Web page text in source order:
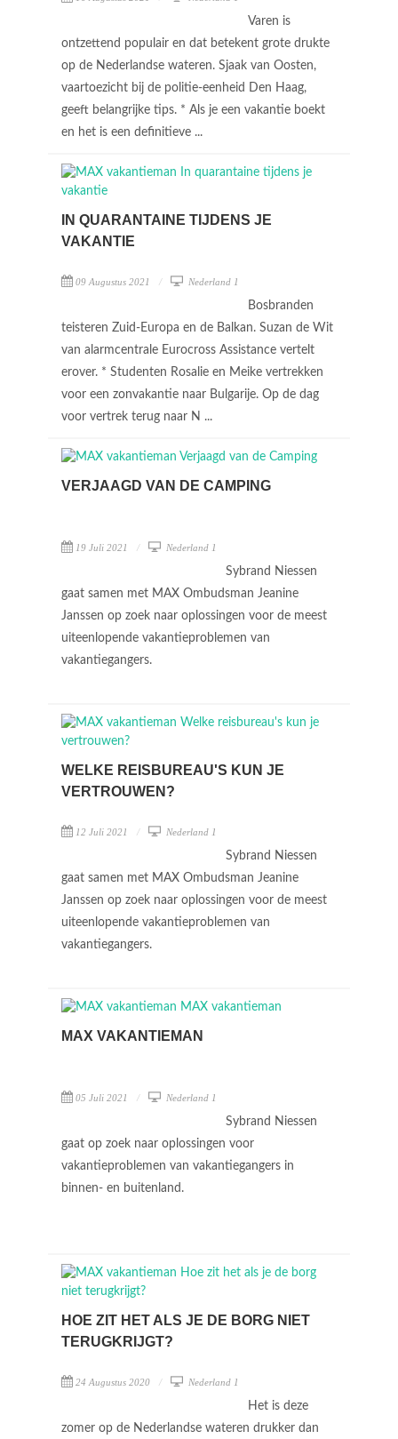
Varen is
ontzettend populair en dat betekent grote drukte
op de Nederlandse wateren. Sjaak van Oosten,
vaartoezicht bij de politie-eenheid Den Haag,
geeft belangrijke tips. * Als je een vakantie boekt
en het is een definitieve ...
IN QUARANTAINE TIJDENS JE
VAKANTIE
09 Augustus 2021 Nederland 1
Bosbranden
teisteren Zuid-Europa en de Balkan. Suzan de Wit
van alarmcentrale Eurocross Assistance vertelt
erover. * Studenten Rosalie en Meike vertrekken
voor een zonvakantie naar Bulgarije. Op de dag
voor vertrek terug naar N ...
VERJAAGD VAN DE CAMPING
19 Juli 2021 Nederland 1
Sybrand Niessen
gaat samen met MAX Ombudsman Jeanine
Janssen op zoek naar oplossingen voor de meest
uiteenlopende vakantieproblemen van
vakantiegangers.
WELKE REISBUREAU'S KUN JE
VERTROUWEN?
12 Juli 2021 Nederland 1
Sybrand Niessen
gaat samen met MAX Ombudsman Jeanine
Janssen op zoek naar oplossingen voor de meest
uiteenlopende vakantieproblemen van
vakantiegangers.
MAX VAKANTIEMAN
05 Juli 2021 Nederland 1
Sybrand Niessen
gaat op zoek naar oplossingen voor
vakantieproblemen van vakantiegangers in
binnen- en buitenland.
HOE ZIT HET ALS JE DE BORG NIET
TERUGKRIJGT?
24 Augustus 2020 Nederland 1
Het is deze
zomer op de Nederlandse wateren drukker dan